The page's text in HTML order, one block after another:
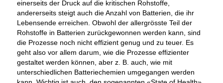
einerseits der Druck auf die kritischen Rohstoffe,
andererseits steigt auch die Anzahl von Batterien, die ihr
Lebensende erreichen. Obwohl der allergrösste Teil der
Rohstoffe in Batterien zurückgewonnen werden kann, sind
die Prozesse noch nicht effizient genug und zu teuer. Es
geht also vor allem darum, wie die Prozesse effizienter
gestaltet werden können, aber z. B. auch, wie mit
unterschiedlichen Batteriechemien umgegangen werden